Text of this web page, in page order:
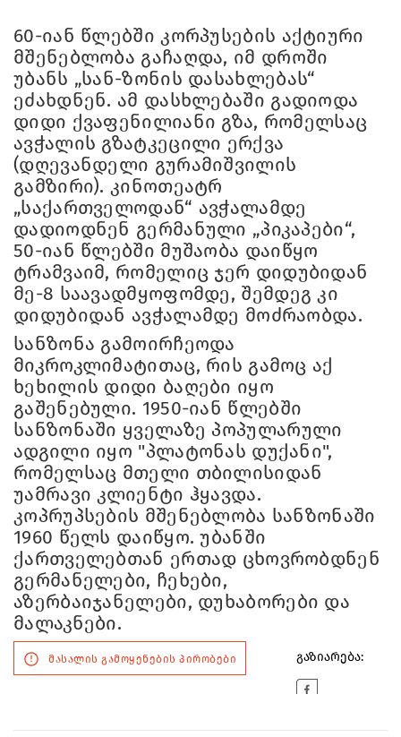
60-იან წლებში კორპუსების აქტიური
მშენებლობა გაჩაღდა, იმ დროში
უბანს „სან-ზონის დასახლებას“
ეძახდნენ. ამ დასხლებაში გადიოდა
დიდი ქვაფენილიანი გზა, რომელსაც
ავჭალის გზატკეცილი ერქვა
(დღევანდელი გურამიშვილის
გამზირი). კინოთეატრ
„საქართველოდან“ ავჭალამდე
დადიოდნენ გერმანული „პიკაპები“,
50-იან წლებში მუშაობა დაიწყო
ტრამვაიმ, რომელიც ჯერ დიდუბიდან
მე-8 საავადმყოფომდე, შემდეგ კი
დიდუბიდან ავჭალამდე მოძრაობდა.
სანზონა გამოირჩეოდა
მიკროკლიმატითაც, რის გამოც აქ
ხეხილის დიდი ბაღები იყო
გაშენებული. 1950-იან წლებში
სანზონაში ყველაზე პოპულარული
ადგილი იყო "პლატონას დუქანი",
რომელსაც მთელი თბილისიდან
უამრავი კლიენტი ჰყავდა.
კოპრუპსების მშენებლობა სანზონაში
1960 წელს დაიწყო. უბანში
ქართველებთან ერთად ცხოვრობდნენ
გერმანელები, ჩეხები,
აზერბაიჯანელები, დუხაბორები და
მალაკნები.
მასალის გამოყენების პირობები გაზიარება: